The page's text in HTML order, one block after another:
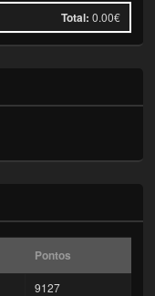
Total: 0.00€
Pontos
9127